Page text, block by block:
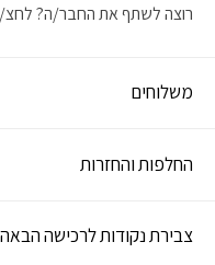
משלוחים
החלפות והחזרות
צבירת נקודות לרכישה הבאה
רוצה לשתף את החבר/ה? לחצ/